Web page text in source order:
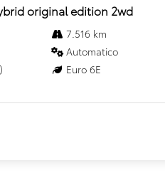
original edition 2wd
7.516 km
Automatico
Euro 6E